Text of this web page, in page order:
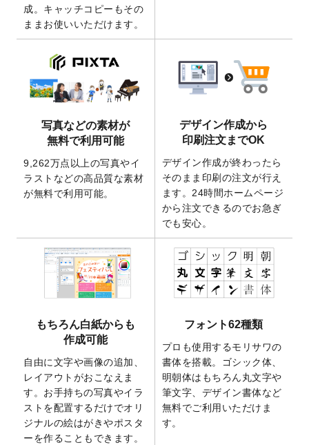
2026/4/21
アクリルキーホルダーのデザインテンプレ
ート を追加いたしました。
りました！
2025/12/22
【新商品】アクリルキーホルダーが作成で
きるようになりました！
2025/12/22
2026年版4月始まりのカレンダーデザイン
テンプレート
を公開いたしました。
開いたしました。
2025/9/30
【新商品】クリアファイルバッグ が作成で
きるようになりました！
2026年午年の年賀状デザインテンプレート
を公開いたしました。
2025/9/10
喪中はがき・寒中見舞いのデザインテンプ
レートを公開いたしました。
2025/8/1
9,160万点以上の写真やイラスト素材が無料
2025/7/30
キャンバスプリントのデザインテンプレー
トを追加いたしました。
2025/6/30
暑中見舞いのデザインテンプレートを追加
しました。
2025/6/27
キャンバスプリントのデザインテンプレー
トを追加いたしました。
2025/6/24
2026年版1月始まりのカレンダーデザイン
成。キャッチコピーもその
ままお使いいただけます。
写真などの素材が
無料で利用可能
9,262万点以上の写真やイ
ラストなどの高品質な素材
が無料で利用可能。
デザイン作成から
印刷注文までOK
デザイン作成が終わったら
そのまま印刷の注文が行え
ます。24時間ホームページ
から注文できるのでお急ぎ
でも安心。
もちろん白紙からも
作成可能
自由に文字や画像の追加、
レイアウトがおこなえま
す。お手持ちの写真やイラ
ストを配置するだけでオリ
ジナルの絵はがきやポスタ
ーを作ることもできます。
フォント62種類
プロも使用するモリサワの
書体を搭載。ゴシック体、
明朝体はもちろん丸文字や
筆文字、デザイン書体など
無料でご利用いただけま
す。